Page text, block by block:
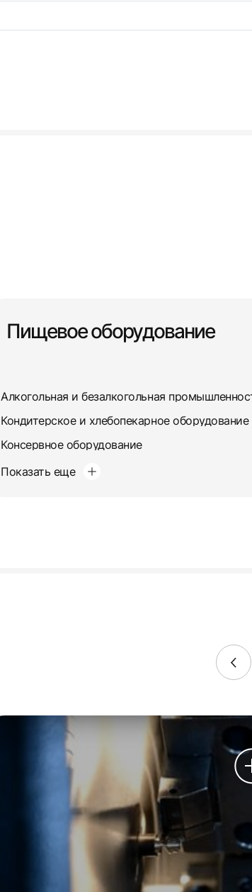
Пищевое оборудование
Алкогольная и безалкогольная
Кондитерское и хлебопекарное оборудование
Консервное оборудование
Показать еще